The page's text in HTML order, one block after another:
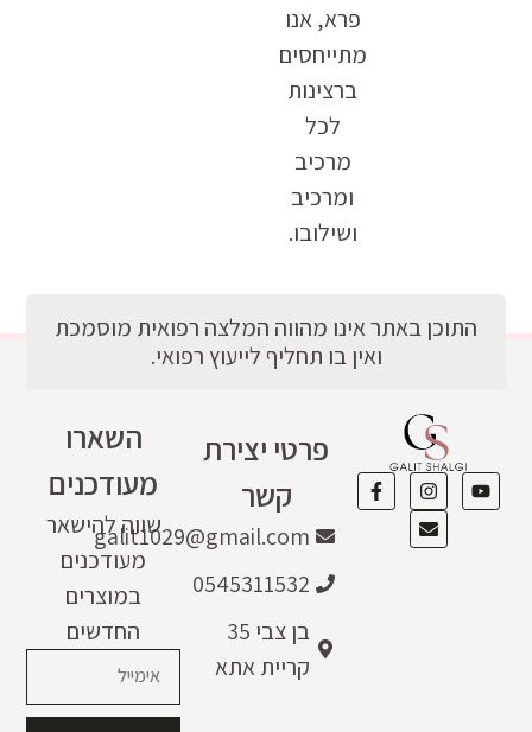
פרא, אנו
מתייחסים
ברצינות
לכל
מרכיב
ומרכיב
ושילובו.
פרטי יצירת
קשר
galit1029@gmail.com
0545311532
בן צבי 35
קריית אתא
השארו
מעודכנים
שווה להישאר
מעודכנים
במוצרים
החדשים
התוכן באתר אינו מהווה המלצה רפואית מוסמכת
ואין בו תחליף לייעוץ רפואי.